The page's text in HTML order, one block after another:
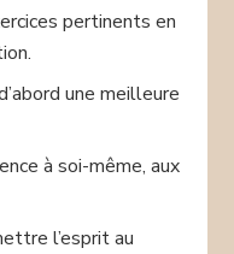
pertinents en
une meilleure
à soi-même, aux
l’esprit au